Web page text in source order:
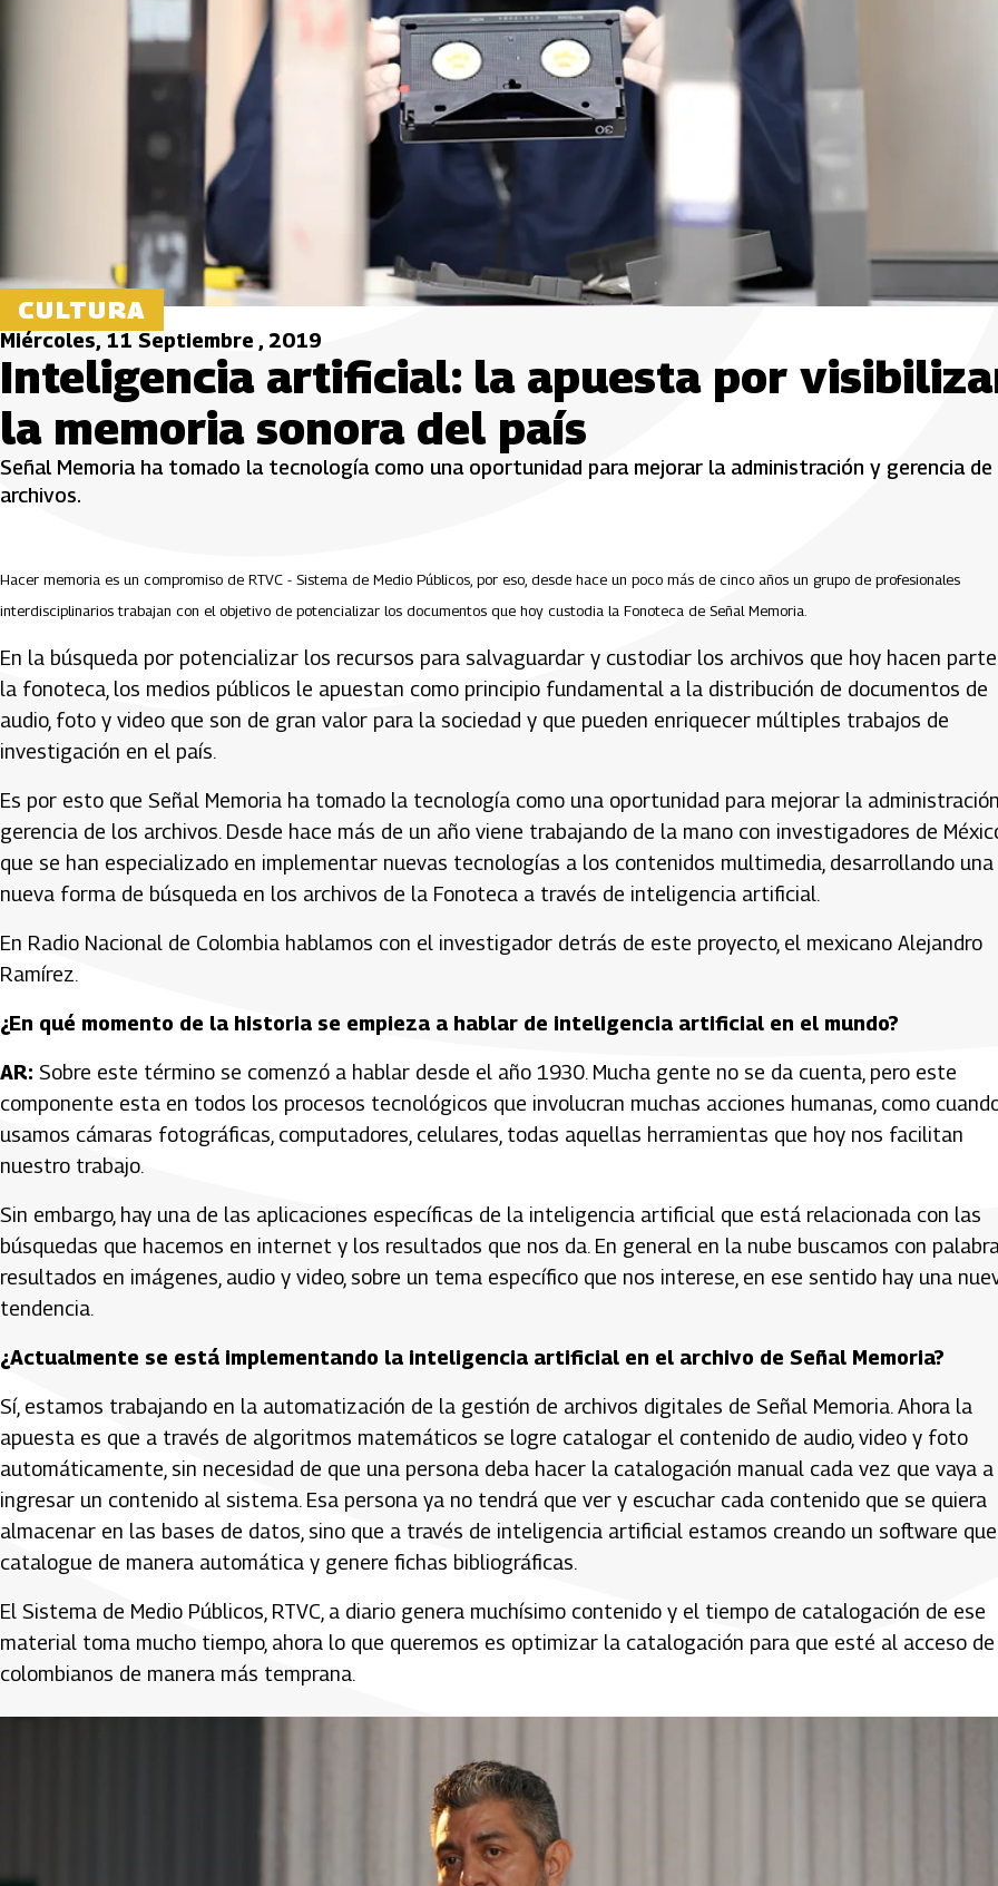
CULTURA
Miércoles, 11 Septiembre , 2019
Inteligencia artificial: la apuesta por
la memoria sonora del país
Señal Memoria ha tomado la tecnología como una oportunidad para mejorar la administración y gerencia de
archivos.
Hacer memoria es un compromiso de RTVC - Sistema de Medio Públicos, por eso, desde hace un poco más de cinco años un grupo de profesionales
interdisciplinarios trabajan con el objetivo de potencializar los documentos que hoy custodia la Fonoteca de Señal Memoria.
En la búsqueda por potencializar los recursos para salvaguardar y custodiar los archivos que hoy hacen
la fonoteca, los medios públicos le apuestan como principio fundamental a la distribución de documentos de
audio, foto y video que son de gran valor para la sociedad y que pueden enriquecer múltiples trabajos de
investigación en el país.
Es por esto que Señal Memoria ha tomado la tecnología como una oportunidad para mejorar la
gerencia de los archivos. Desde hace más de un año viene trabajando de la mano con investigadores de
que se han especializado en implementar nuevas tecnologías a los contenidos multimedia, desarrollando una
nueva forma de búsqueda en los archivos de la Fonoteca a través de inteligencia artificial.
En Radio Nacional de Colombia hablamos con el investigador detrás de este proyecto, el mexicano Alejandro
Ramírez.
¿En qué momento de la historia se empieza a hablar de inteligencia artificial en el mundo?
AR: Sobre este término se comenzó a hablar desde el año 1930. Mucha gente no se da cuenta, pero este
componente esta en todos los procesos tecnológicos que involucran muchas acciones humanas, como
usamos cámaras fotográficas, computadores, celulares, todas aquellas herramientas que hoy nos facilitan
nuestro trabajo.
Sin embargo, hay una de las aplicaciones específicas de la inteligencia artificial que está relacionada con las
búsquedas que hacemos en internet y los resultados que nos da. En general en la nube buscamos con
resultados en imágenes, audio y video, sobre un tema específico que nos interese, en ese sentido hay una
tendencia.
¿Actualmente se está implementando la inteligencia artificial en el archivo de Señal Memoria?
Sí, estamos trabajando en la automatización de la gestión de archivos digitales de Señal Memoria. Ahora la
apuesta es que a través de algoritmos matemáticos se logre catalogar el contenido de audio, video y foto
automáticamente, sin necesidad de que una persona deba hacer la catalogación manual cada vez que vaya a
ingresar un contenido al sistema. Esa persona ya no tendrá que ver y escuchar cada contenido que se quiera
almacenar en las bases de datos, sino que a través de inteligencia artificial estamos creando un software que
catalogue de manera automática y genere fichas bibliográficas.
El Sistema de Medio Públicos, RTVC, a diario genera muchísimo contenido y el tiempo de catalogación de ese
material toma mucho tiempo, ahora lo que queremos es optimizar la catalogación para que esté al acceso
colombianos de manera más temprana.